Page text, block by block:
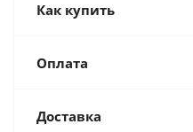
Как купить
Оплата
Доставка